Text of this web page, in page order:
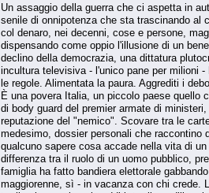
Un assaggio della guerra che ci aspetta in
senile di onnipotenza che sta trascinando al
col denaro, nei decenni, cose e persone,
dispensando come oppio l'illusione di un
declino della democrazia, una dittatura
incultura televisiva - l'unico pane per milioni
le regole. Alimentata la paura. Aggrediti i
È una povera Italia, un piccolo paese quello
di body guard del premier armate di
reputazione del "nemico". Scovare tra le
medesimo, dossier personali che
qualcuno sapere cosa accade nella vita di
differenza tra il ruolo di un uomo pubblico,
famiglia ha fatto bandiera elettorale
maggiorenne, sì - in vacanza con chi crede.